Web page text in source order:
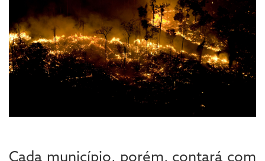
Cada município, porém, contará com